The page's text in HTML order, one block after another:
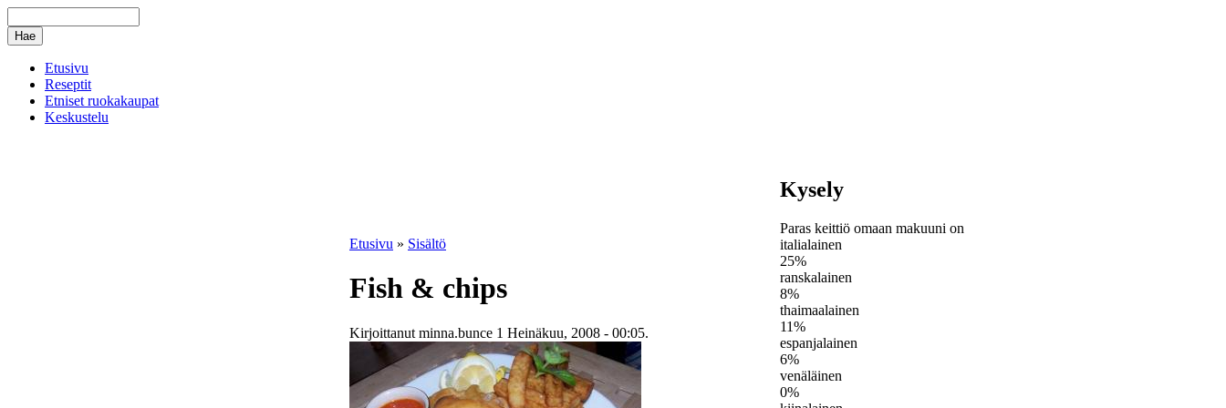
Etusivu
Reseptit
Etniset ruokakaupat
Keskustelu
Etusivu » Sisältö
Fish & chips
Kirjoittanut minna.bunce 1 Heinäkuu, 2008 - 00:05.
Kysely
Paras keittiö omaan makuuni on
italialainen
25%
ranskalainen
8%
thaimaalainen
11%
espanjalainen
6%
venäläinen
0%